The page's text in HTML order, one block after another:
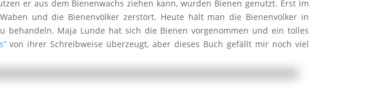
er aus dem Bienenwachs ziehen kann, wurden Bienen genutzt. Erst im
und die Bienenvölker zerstört. Heute hält man die Bienenvölker in
behandeln. Maja Lunde hat sich die Bienen vorgenommen und ein tolles
von ihrer Schreibweise überzeugt, aber dieses Buch gefällt mir noch viel